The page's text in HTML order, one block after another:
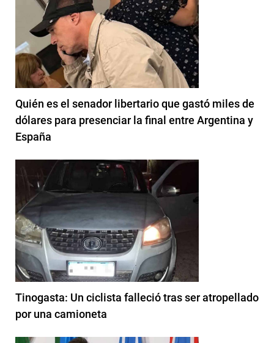
Quién es el senador libertario que gastó miles de
dólares para presenciar la final entre Argentina y
España
Tinogasta: Un ciclista falleció tras ser atropellado
por una camioneta